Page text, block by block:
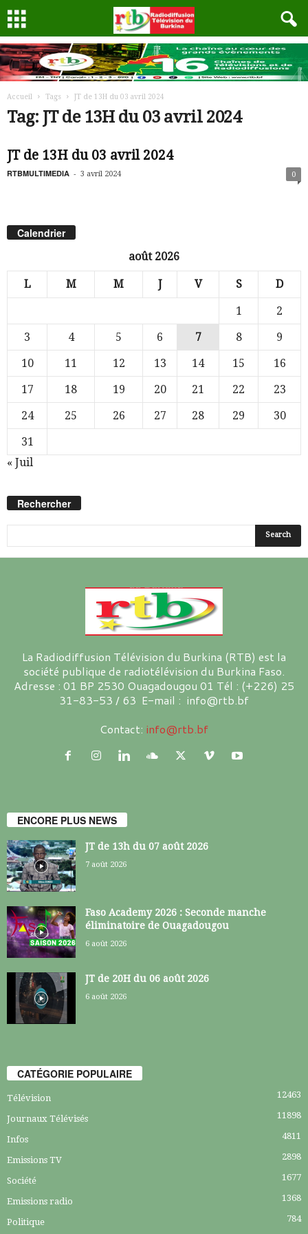
Accueil Tags JT de 13H du 03 avril 2024
Tag: JT de 13H du 03 avril 2024
JT de 13H du 03 avril 2024
RTBMULTIMEDIA - 3 avril 2024 0
Calendrier
août 2026
L M M J V S D
1
2
3
4 5 6 7 8
9
10
11 12 13 14 15
16
17
18 19 20 21 22
23
24
25 26 27 28 29
30
31
« Juil
Rechercher
La Radiodiffusion Télévision du Burkina (RTB) est la
société publique de radiotélévision du Burkina Faso.
Adresse : 01 BP 2530 Ouagadougou 01 Tél : (+226) 25
31-83-53 / 63 E-mail : info@rtb.bf
Contact: info@rtb.bf
ENCORE PLUS NEWS
JT de 13h du 07 août 2026
7 août 2026
Faso Academy 2026 : Seconde manche
éliminatoire de Ouagadougou
6 août 2026
JT de 20H du 06 août 2026
6 août 2026
CATÉGORIE POPULAIRE
Télévision 12463
Journaux Télévisés 11898
Infos 4811
Emissions TV 2898
Société 1677
Emissions radio 1368
Politique 784